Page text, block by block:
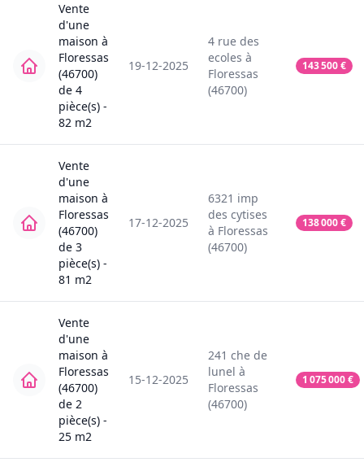
Vente
d'une
maison à
Floressas
(46700)
de 4
pièce(s) -
82 m2
19-12-2025
4 rue des
ecoles à
Floressas
(46700)
143 500€
Vente
d'une
maison à
Floressas
(46700)
de 3
pièce(s) -
81 m2
17-12-2025
6321 imp
des cytises
à Floressas
(46700)
138 000€
Vente
d'une
maison à
Floressas
(46700)
de 2
pièce(s) -
25 m2
15-12-2025
241 che de
lunel à
Floressas
(46700)
1 075 000€